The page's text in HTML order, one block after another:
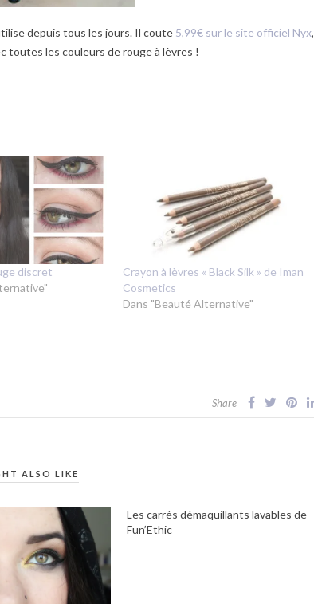
depuis tous les jours. Il coute 5,99€ sur le site officiel Nyx,
toutes les couleurs de rouge à lèvres !
discret
Crayon à lèvres « Black Silk » de Iman
Cosmetics
Dans "Beauté Alternative"
Share
ALSO LIKE
Les carrés démaquillants lavables de
Fun’Ethic